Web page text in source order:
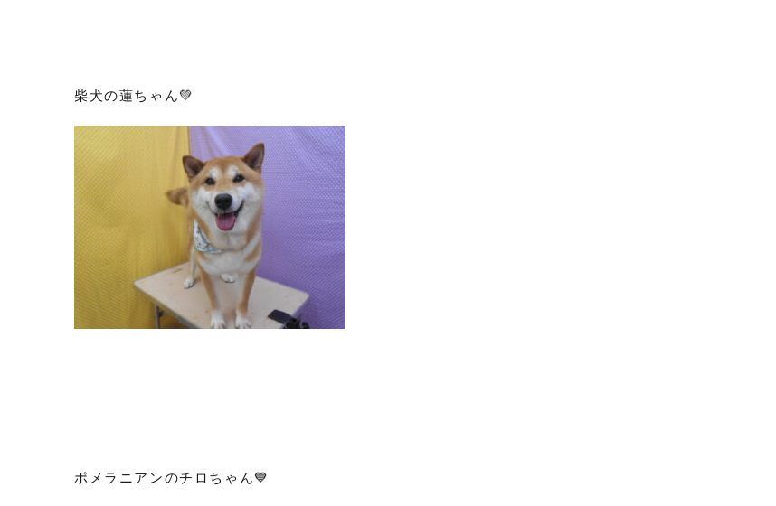
柴犬の蓮ちゃん💚
ポメラニアンのチロちゃん💙